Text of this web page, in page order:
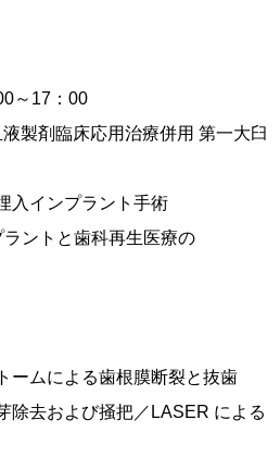
～17：00
製剤臨床応用治療併用 第一大臼
ンプラント手術
ラントと歯科再生医療の
よる歯根膜断裂と抜歯
よび掻把／LASER による